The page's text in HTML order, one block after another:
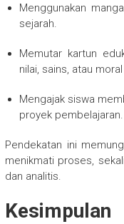
Menggunakan
sejarah.
Memutar kartun
nilai, sains, atau
Mengajak siswa
proyek pembelajaran.
Pendekatan ini
menikmati proses,
dan analitis.
Kesimpulan